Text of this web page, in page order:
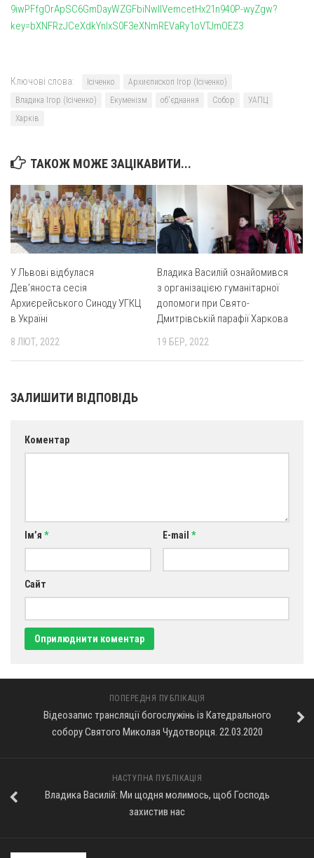
Комісії
Катехитична комісія
Комісія у справах родини
Комісія з питань душпастирства охорони здоров’я
Спільноти
Полтавщина
Сумщина
Оголошення
Трансляції
9iwPFfgOrApSC6GmDayWZGFbiNwIlVemcetHx21n940P-wyZgw?
key=bXNFRzJCeXdkYnIxS0F3eXNmREVaRy1oVTJmOEZ3
Ключові слова: Ісіченко
Архиєпископ Ігор (Ісіченко)
Владика Ігор (Ісіченко)
Екуменізм об'єднання Собор
УАПЦ
Харків
ТАКОЖ МОЖЕ ЗАЦІКАВИТИ...
У Львові відбулася
Дев’яноста сесія
Архиєрейського Синоду УГКЦ
в Україні
8 ЛЮТ, 2022
Владика Василій ознайомився
з організацією гуманітарної
допомоги при Свято-
Дмитрівській парафії Харкова
19 БЕР, 2022
ЗАЛИШИТИ ВІДПОВІДЬ
Коментар
Ім’я * E-mail *
Сайт
ПОПЕРЕДНЯ ПУБЛІКАЦІЯ
Відеозапис трансляції богослужінь із Катедрального
собору Святого Миколая Чудотворця. 22.03.2020
НАСТУПНА ПУБЛІКАЦІЯ
Владика Василій: Ми щодня молимось, щоб Господь
захистив нас